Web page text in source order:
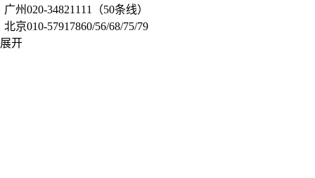
广州020-34821111（50条线）
北京010-57917860/56/68/75/79
展开